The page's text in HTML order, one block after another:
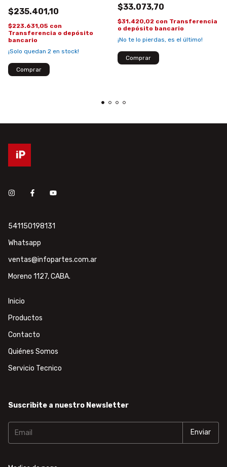
HDc/bisagras flex cover
$235.401,10
$223.631,05 con
Transferencia o depósito
bancario
¡Solo quedan 2 en stock!
$33.073,70
$31.420,02 con Transferencia
o depósito bancario
¡No te lo pierdas, es el último!
541150198131
Whatsapp
ventas@infopartes.com.ar
Moreno 1127, CABA.
Inicio
Productos
Contacto
Quiénes Somos
Servicio Tecnico
Suscribite a nuestro Newsletter